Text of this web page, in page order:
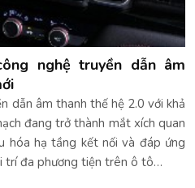
nghệ truyền dẫn âm
dẫn âm thanh thế hệ 2.0 với khả
đang trở thành mắt xích quan
hóa hạ tầng kết nối và đáp ứng
trí đa phương tiện trên ô tô…